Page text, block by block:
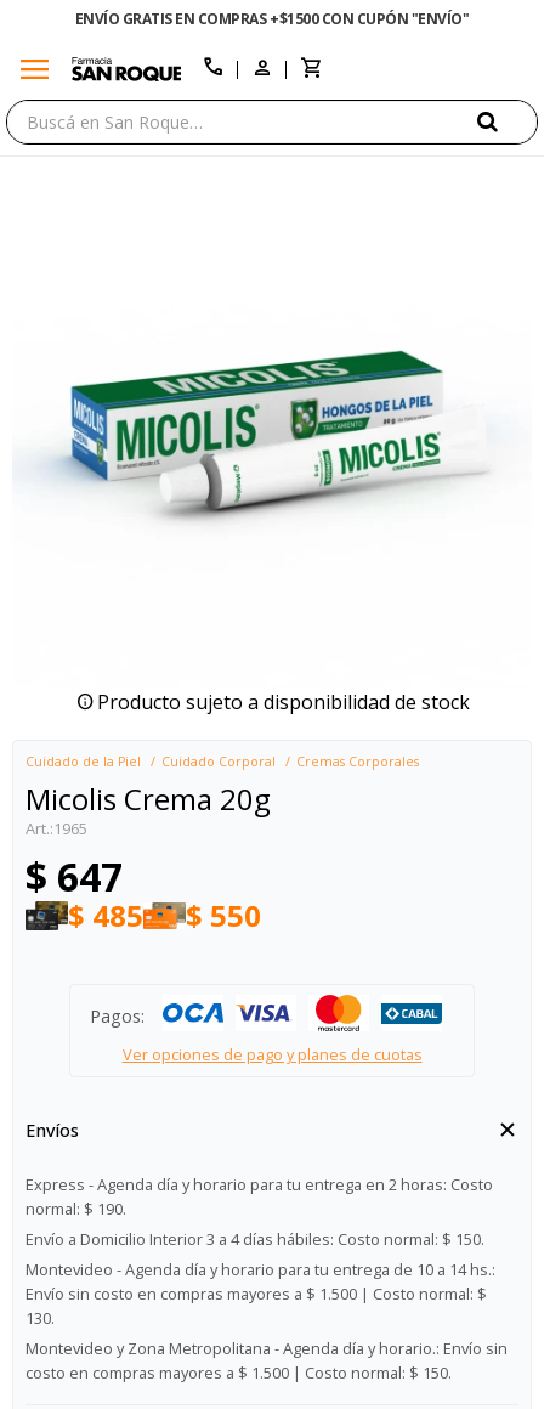
ENVÍO GRATIS EN COMPRAS +$1500 CON CUPÓN "ENVÍO"
menu call
Producto sujeto a disponibilidad de stock
Cuidado de la Piel Cuidado Corporal Cremas Corporales
Micolis Crema 20g
1965
$ 647
$ 485 $ 550
Pagos:
Ver opciones de pago y planes de cuotas
Envíos
Express - Agenda día y horario para tu entrega en 2 horas: Costo
normal: $ 190.
Envío a Domicilio Interior 3 a 4 días hábiles: Costo normal: $ 150.
Montevideo - Agenda día y horario para tu entrega de 10 a 14 hs.:
Envío sin costo en compras mayores a $ 1.500 | Costo normal: $
130.
Montevideo y Zona Metropolitana - Agenda día y horario.: Envío sin
costo en compras mayores a $ 1.500 | Costo normal: $ 150.
close